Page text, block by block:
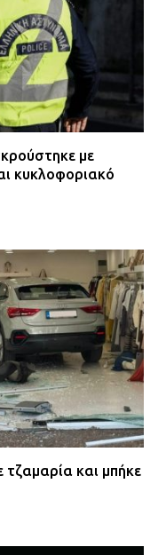
με
κυκλοφοριακό
τζαμαρία και μπήκε